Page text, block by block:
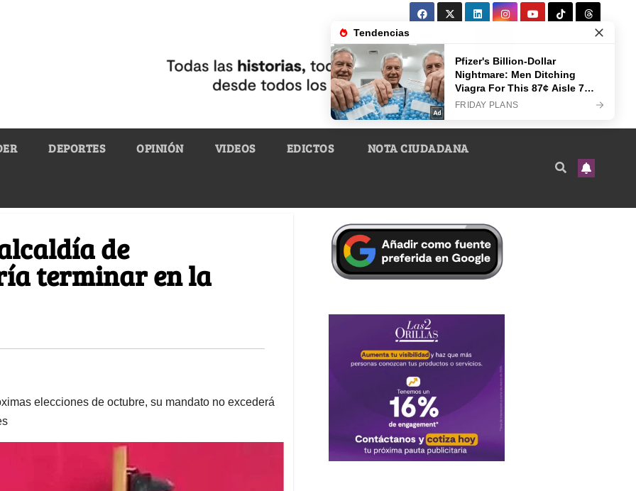
DEPORTES OPINIÓN VIDEOS EDICTOS NOTA CIUDADANA
de
terminar en la
elecciones de octubre, su mandato no excederá